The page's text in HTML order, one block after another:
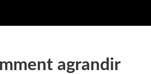
agrandir